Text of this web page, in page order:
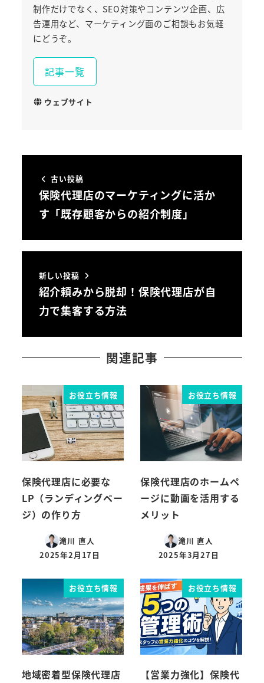
制作だけでなく、SEO対策やコンテンツ企画、広
告運用など、マーケティング面のご相談もお気軽
にどうぞ。
記事一覧
ウェブサイト
古い投稿
保険代理店のマーケティングに活か
す「既存顧客からの紹介制度」
新しい投稿
紹介頼みから脱却！保険代理店が自
力で集客する方法
関連記事
お役立ち情報
保険代理店に必要な
LP（ランディングペー
ジ）の作り方
滝川 直人
投稿日
2025年2月17日
お役立ち情報
保険代理店のホームペ
ージに動画を活用する
メリット
滝川 直人
投稿日
2025年3月27日
お役立ち情報
地域密着型保険代理店
お役立ち情報
【営業力強化】保険代